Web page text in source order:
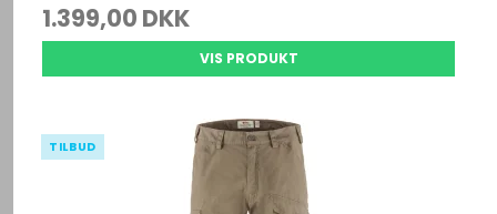
1.399,00 DKK
VIS PRODUKT
TILBUD